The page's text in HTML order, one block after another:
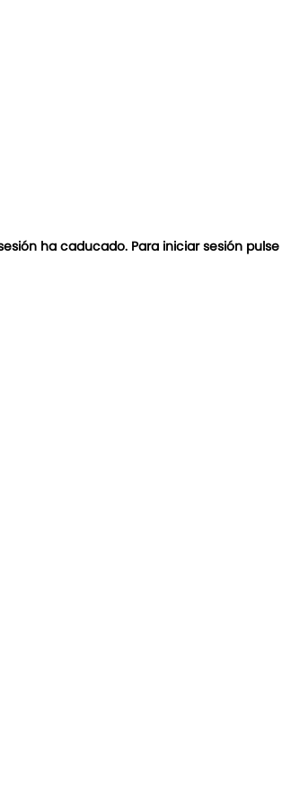
ha caducado. Para iniciar sesión pulse